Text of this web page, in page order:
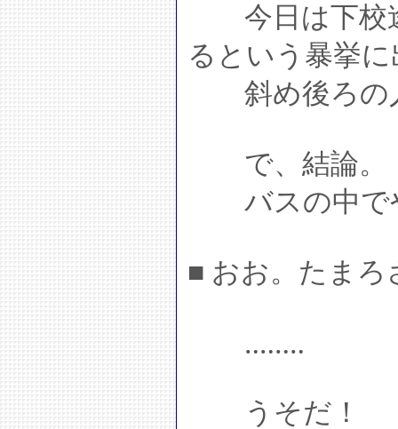
今日は下校
るという暴挙
斜め後ろの
で、結論。
バスの中で
■ おお。たま
‥‥‥‥
うそだ！